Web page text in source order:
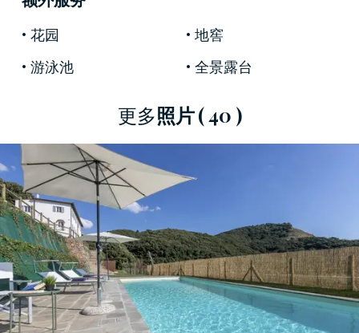
這個待售的豪華莊園還設有一個漂亮的全景露
台，您可以從該露台欣賞周圍的環境。
由於所有這些物業，這棟
待售的別墅
花园
地窖
游泳池
全景露台
更多照片( 40 )